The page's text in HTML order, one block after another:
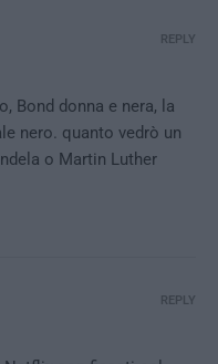
Bond donna e nera, la
nero. quanto vedrò un
o Martin Luther
REPLY
REPLY